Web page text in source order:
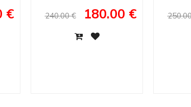
€
Wedding Shoes
240.00 € 180.00 €